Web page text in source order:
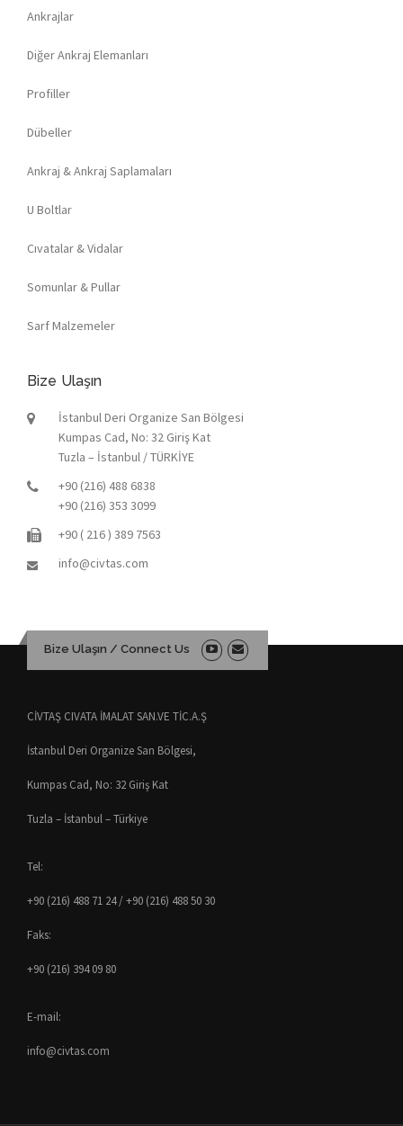
Ankrajlar
Diğer Ankraj Elemanları
Profiller
Dübeller
Ankraj & Ankraj Saplamaları
U Boltlar
Cıvatalar & Vidalar
Somunlar & Pullar
Sarf Malzemeler
Bize Ulaşın
İstanbul Deri Organize San Bölgesi
Kumpas Cad, No: 32 Giriş Kat
Tuzla – İstanbul / TÜRKİYE
+90 (216) 488 6838
+90 (216) 353 3099
+90 ( 216 ) 389 7563
info@civtas.com
Bize Ulaşın / Connect Us
CİVTAŞ CIVATA İMALAT SAN.VE TİC.A.Ş
İstanbul Deri Organize San Bölgesi,
Kumpas Cad, No: 32 Giriş Kat
Tuzla – İstanbul – Türkiye
Tel:
+90 (216) 488 71 24 / +90 (216) 488 50 30
Faks:
+90 (216) 394 09 80
E-mail:
info@civtas.com